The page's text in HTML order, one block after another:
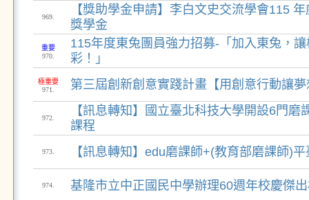
969.
【獎助學金申請】李白文史交流學會115
獎學金
重要
970.
115年度東兔團員強力招募-「加入東兔，
彩！」
極重要
971.
第三屆創新創意實踐計畫【用創意行動讓
972.
【訊息轉知】國立臺北科技大學開設6門磨
課程
973. 【訊息轉知】edu磨課師+(教育部磨課師)
974. 基隆市立中正國民中學辦理60週年校慶傑